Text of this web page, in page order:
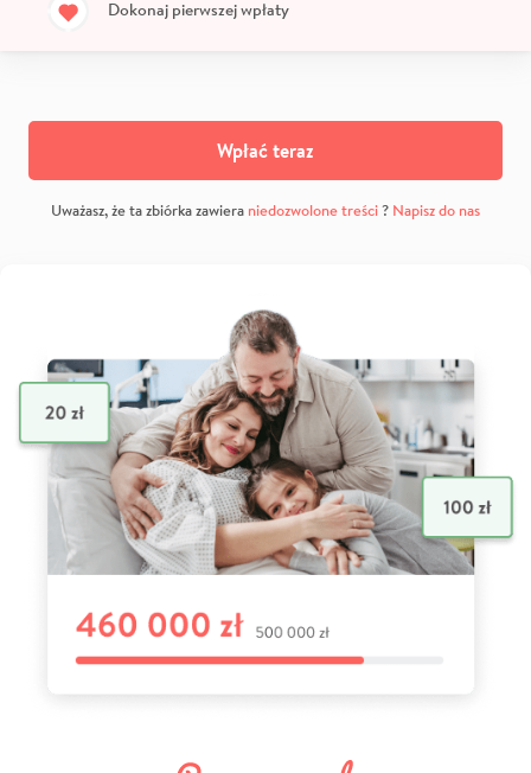
Dokonaj pierwszej wpłaty
Wpłać teraz
Uważasz, że ta zbiórka zawiera niedozwolone treści? Napisz do nas